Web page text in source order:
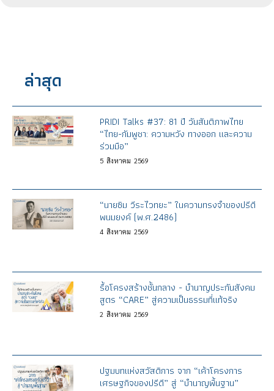
ล่าสุด
PRIDI Talks #37: 81 ปี วันสันติภาพไทย
“ไทย-กัมพูชา: ความหวัง ทางออก และความ
ร่วมมือ”
5 สิงหาคม 2569
“นายซิม วีระไวทยะ” ในความทรงจำของปรีดี
พนมยงค์ (พ.ศ.2486)
4 สิงหาคม 2569
รื้อโครงสร้างชั้นกลาง - บำนาญประกันสังคม
สูตร “CARE” สู่ความเป็นธรรมที่แท้จริง
2 สิงหาคม 2569
ปฐมบทแห่งสวัสดิการ จาก “เค้าโครงการ
เศรษฐกิจของปรีดี” สู่ “บำนาญพื้นฐาน”